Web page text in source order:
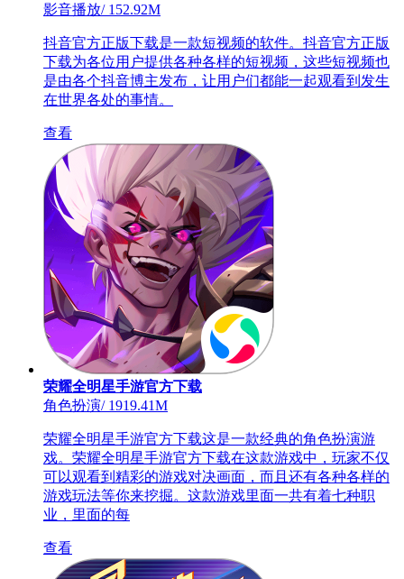
影音播放/152.92M
抖音官方正版下载是一款短视频的软件。抖音官方正版
下载为各位用户提供各种各样的短视频，这些短视频也
是由各个抖音博主发布，让用户们都能一起观看到发生
在世界各处的事情。
查看
荣耀全明星手游官方下载
角色扮演/1919.41M
荣耀全明星手游官方下载这是一款经典的角色扮演游
戏。荣耀全明星手游官方下载在这款游戏中，玩家不仅
可以观看到精彩的游戏对决画面，而且还有各种各样的
游戏玩法等你来挖掘。这款游戏里面一共有着七种职
业，里面的每
查看